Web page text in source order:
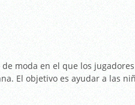
de moda en el que los
El objetivo es ayudar a las